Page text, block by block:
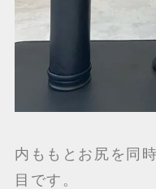
内ももとお尻を同
目です。